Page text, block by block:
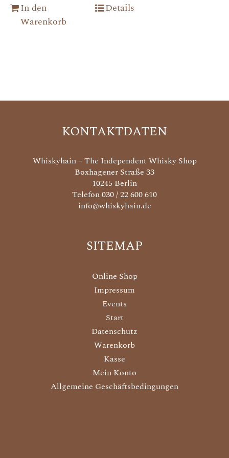
In den
Warenkorb
Details
KONTAKTDATEN
Whiskyhain – The Independent Whisky Shop
Boxhagener Straße 33
10245 Berlin
Telefon 030 / 22 600 610
info@whiskyhain.de
SITEMAP
Online Shop
Impressum
Events
Start
Datenschutz
Warenkorb
Kasse
Mein Konto
Allgemeine Geschäftsbedingungen